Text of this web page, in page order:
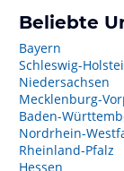
Beliebte
Bayern
Schleswig-
Niedersachsen
Mecklenburg-
Baden-
Nordrhein-
Rheinland-Pfalz
Hessen